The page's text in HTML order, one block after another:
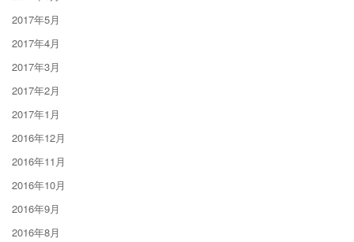
2017年5月
2017年4月
2017年3月
2017年2月
2017年1月
2016年12月
2016年11月
2016年10月
2016年9月
2016年8月